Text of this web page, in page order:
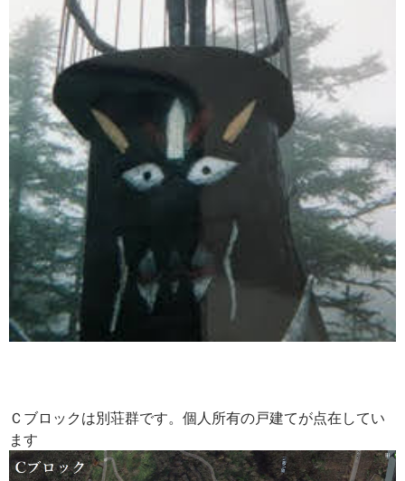
Ｃブロックは別荘群です。個人所有の戸建てが点在してい
ます